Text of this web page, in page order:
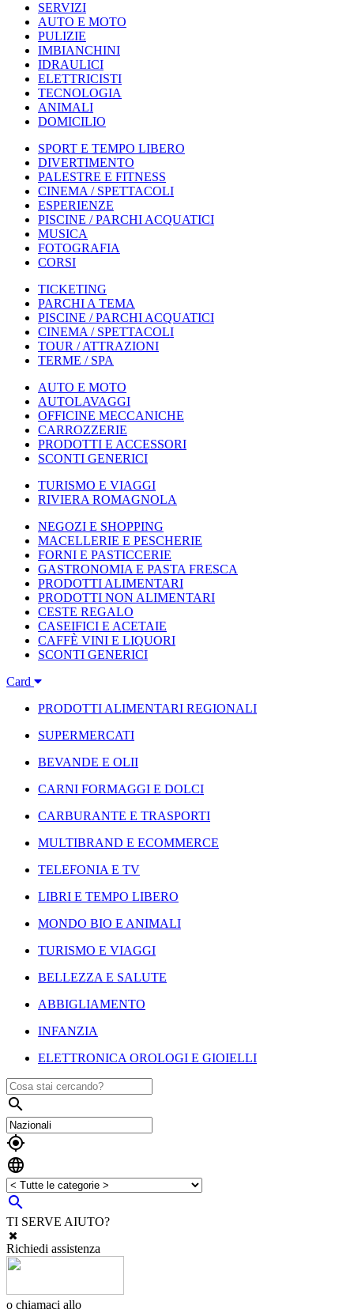
SERVIZI
AUTO E MOTO
PULIZIE
IMBIANCHINI
IDRAULICI
ELETTRICISTI
TECNOLOGIA
ANIMALI
DOMICILIO
SPORT E TEMPO LIBERO
DIVERTIMENTO
PALESTRE E FITNESS
CINEMA / SPETTACOLI
ESPERIENZE
PISCINE / PARCHI ACQUATICI
MUSICA
FOTOGRAFIA
CORSI
TICKETING
PARCHI A TEMA
PISCINE / PARCHI ACQUATICI
CINEMA / SPETTACOLI
TOUR / ATTRAZIONI
TERME / SPA
AUTO E MOTO
AUTOLAVAGGI
OFFICINE MECCANICHE
CARROZZERIE
PRODOTTI E ACCESSORI
SCONTI GENERICI
TURISMO E VIAGGI
RIVIERA ROMAGNOLA
NEGOZI E SHOPPING
MACELLERIE E PESCHERIE
FORNI E PASTICCERIE
GASTRONOMIA E PASTA FRESCA
PRODOTTI ALIMENTARI
PRODOTTI NON ALIMENTARI
CESTE REGALO
CASEIFICI E ACETAIE
CAFFÈ VINI E LIQUORI
SCONTI GENERICI
Card
PRODOTTI ALIMENTARI REGIONALI
SUPERMERCATI
BEVANDE E OLII
CARNI FORMAGGI E DOLCI
CARBURANTE E TRASPORTI
MULTIBRAND E ECOMMERCE
TELEFONIA E TV
LIBRI E TEMPO LIBERO
MONDO BIO E ANIMALI
TURISMO E VIAGGI
BELLEZZA E SALUTE
ABBIGLIAMENTO
INFANZIA
ELETTRONICA OROLOGI E GIOIELLI




TI SERVE AIUTO?
Richiedi assistenza
o chiamaci allo